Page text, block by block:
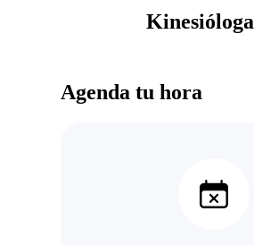
Kinesióloga
Agenda tu hora